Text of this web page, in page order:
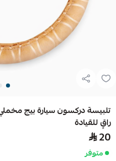
تلبيسة دركسون سيارة بيج
راقٍ للقيادة
20
متوفر